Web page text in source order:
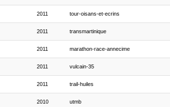
2011 tour-oisans-et-ecrins
2011 transmartinique
2011 marathon-race-annecime
2011 vulcain-35
2011 trail-huiles
2010 utmb